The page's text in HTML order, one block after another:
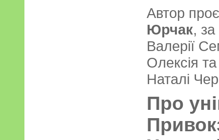
Автор
Юрчак, за
Валерії
Олексія
Наталі
Про